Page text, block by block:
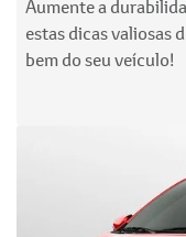
Aumente a
estas dicas valiosas
bem do seu veículo!